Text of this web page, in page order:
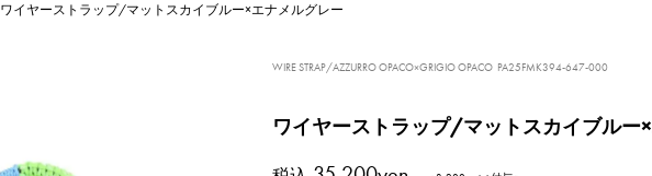
ワイヤーストラップ/マットスカイブルー×エナメルグレー
WIRE STRAP/AZZURRO OPACO×GRIGIO OPACO PA25FMK394-647-000
ワイヤーストラップ/マットスカイブルー